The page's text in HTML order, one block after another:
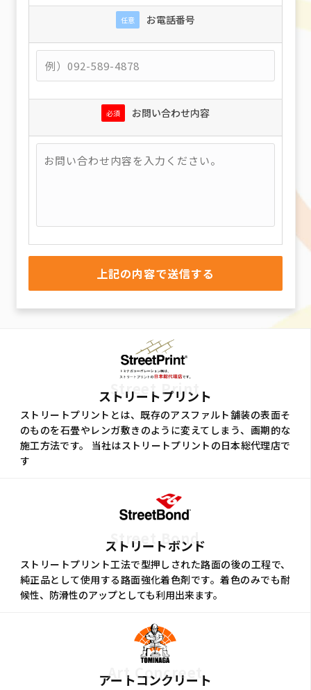
任意 お電話番号
必須 お問い合わせ内容
Street Print
ストリートプリント
ストリートプリントとは、既存のアスファルト舗装の表面そ
のものを石畳やレンガ敷きのように変えてしまう、画期的な
施工方法です。 当社はストリートプリントの日本総代理店で
す
Street Bond
ストリートボンド
ストリートプリント工法で型押しされた路面の後の工程で、
純正品として使用する路面強化着色剤です。着色のみでも耐
候性、防滑性のアップとしても利用出来ます。
Art Concreet
アートコンクリート